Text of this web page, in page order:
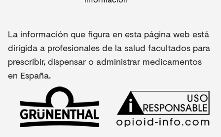
La información que figura en esta página web está
dirigida a profesionales de la salud facultados para
prescribir, dispensar o administrar medicamentos
en España.